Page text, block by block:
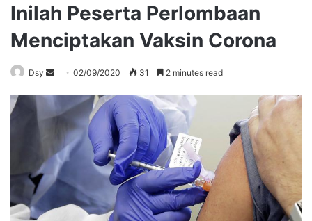
Inilah Peserta Perlombaan
Menciptakan Vaksin Corona
Dsy
Send
email
02/09/2020 31 2 minutes read